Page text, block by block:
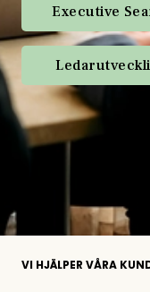
Executive
VI HJÄLPER VÅRA